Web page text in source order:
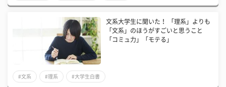
文系大学生に聞いた！ 「理系」よりも
「文系」のほうがすごいと思うこと
「コミュ力」「モテる」
#文系 #理系 #大学生白書